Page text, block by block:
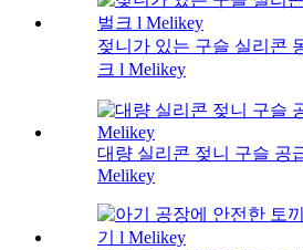
젖니가 있는 구슬 실리콘
크 l Melikey
대량 실리콘 젖니 구슬 공
Melikey